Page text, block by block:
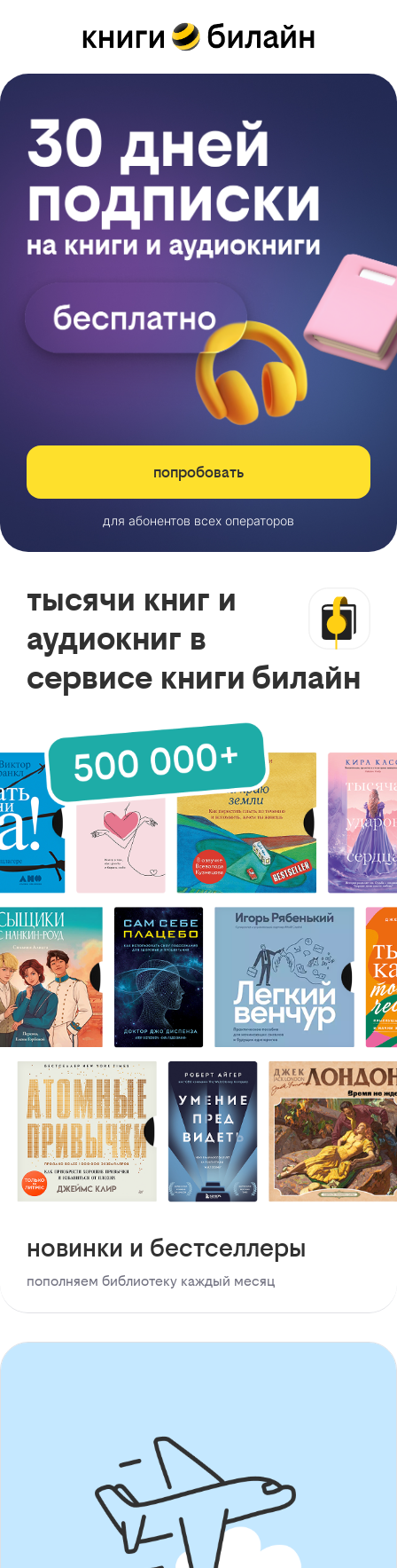
попробовать
для абонентов всех операторов
тысячи книг и
аудиокниг в
сервисе книги билайн
новинки и бестселлеры
пополняем библиотеку каждый месяц